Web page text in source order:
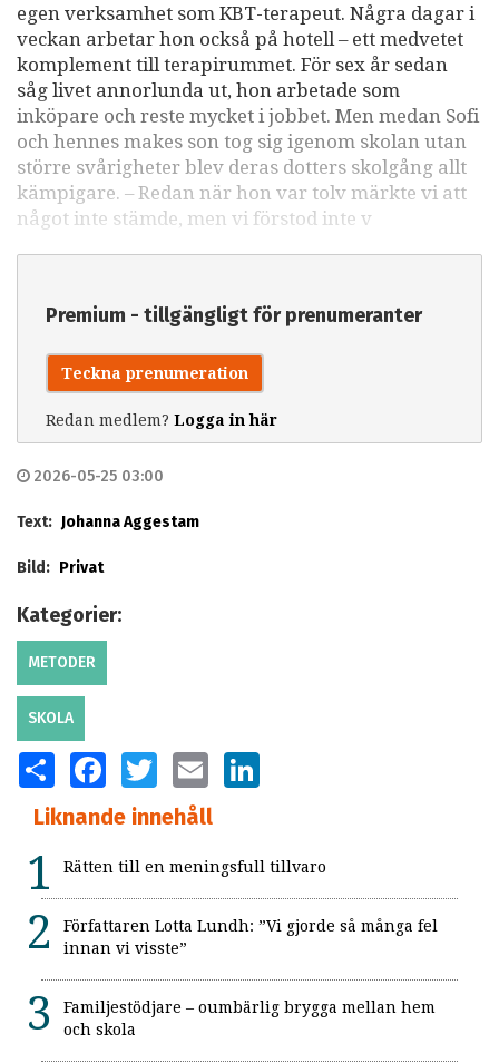
egen verksamhet som KBT-terapeut. Några dagar i
veckan arbetar hon också på hotell – ett medvetet
komplement till terapirummet. För sex år sedan
såg livet annorlunda ut, hon arbetade som
inköpare och reste mycket i jobbet. Men medan Sofi
och hennes makes son tog sig igenom skolan utan
större svårigheter blev deras dotters skolgång allt
kämpigare. – Redan när hon var tolv märkte vi att
något inte stämde, men vi förstod inte v
Premium - tillgängligt för prenumeranter
Teckna prenumeration
Redan medlem? Logga in här
2026-05-25 03:00
Text: Johanna Aggestam
Bild: Privat
Kategorier:
METODER
SKOLA
SHARE FACEBOOKTWITTER EMAIL
Liknande innehåll
Rätten till en meningsfull tillvaro
Författaren Lotta Lundh: ”Vi gjorde så många fel
innan vi visste”
Familjestödjare – oumbärlig brygga mellan hem
och skola